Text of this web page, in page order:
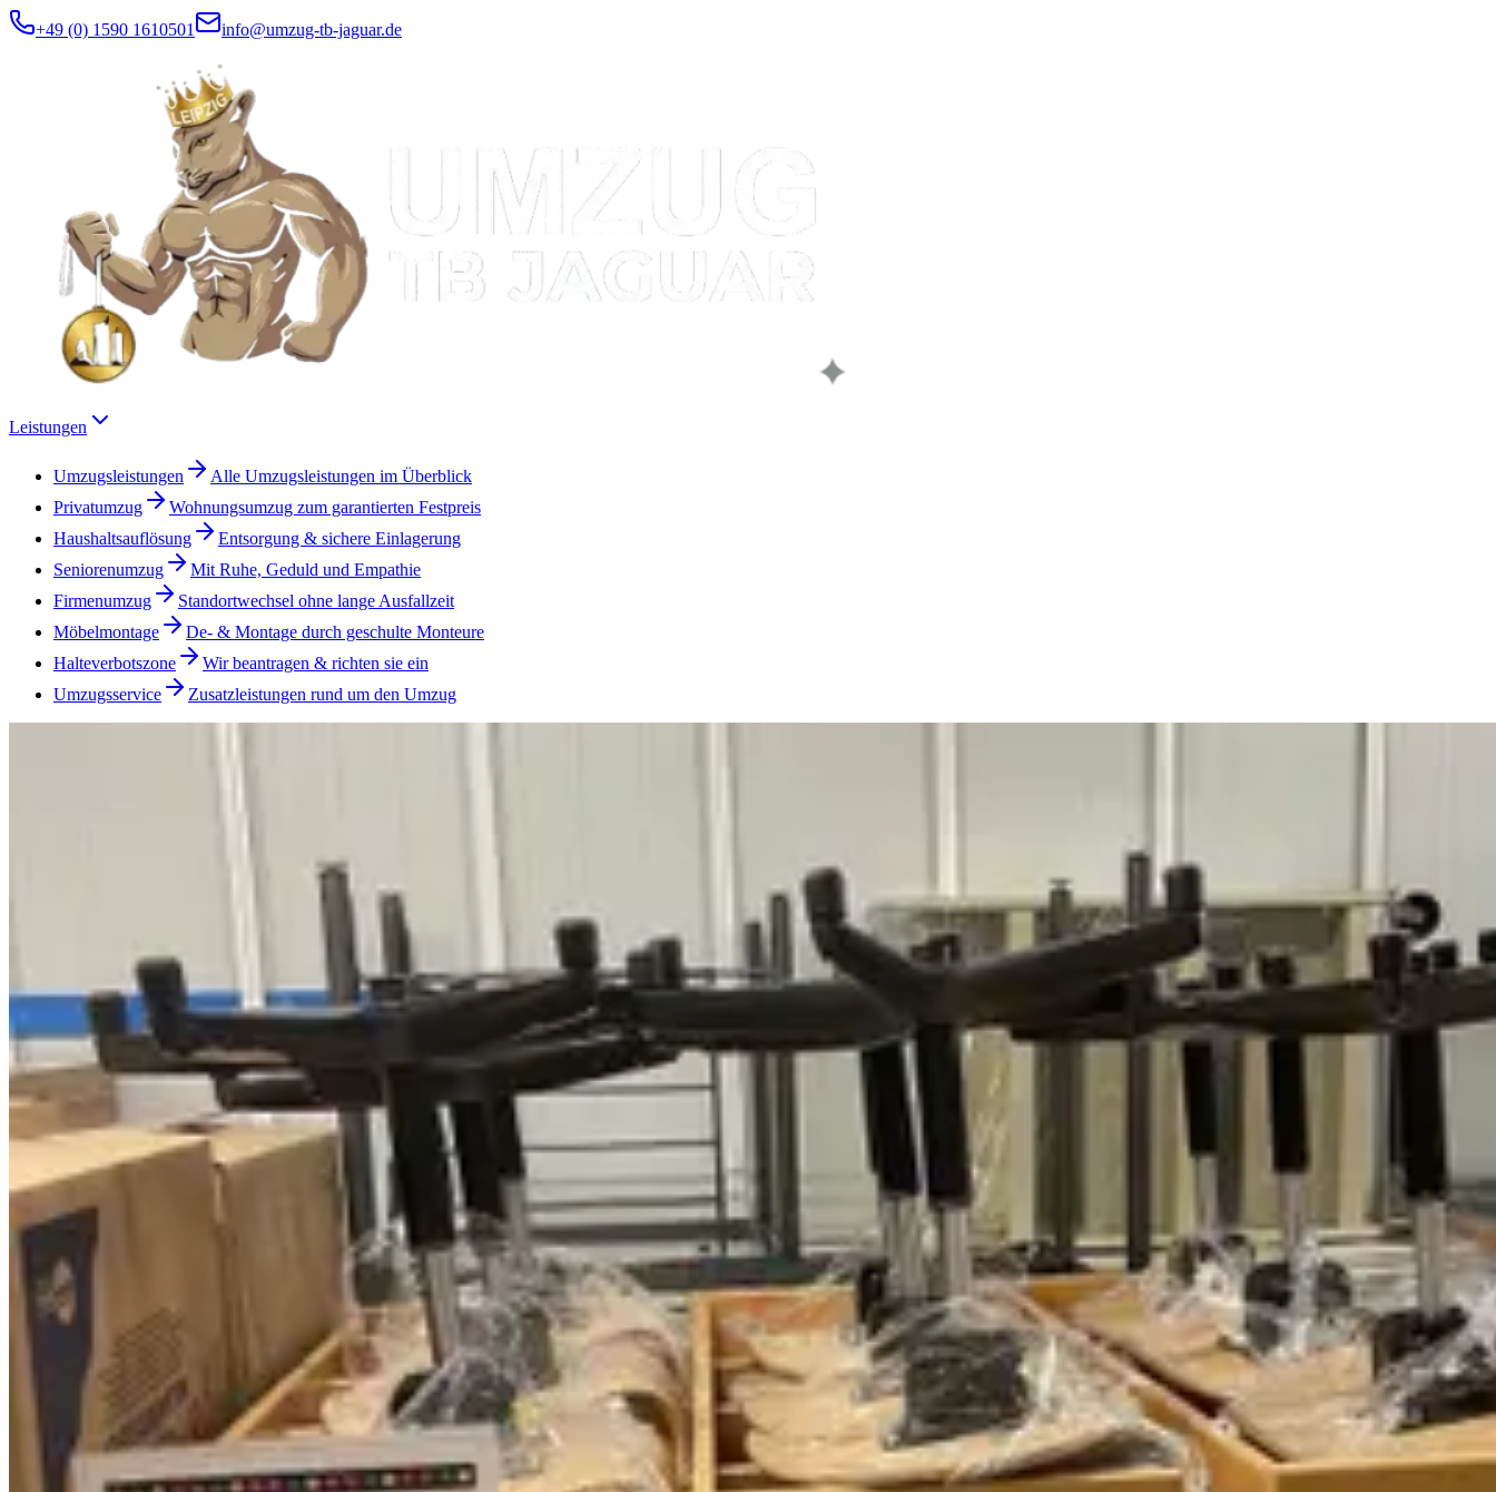
+49 (0) 1590 1610501 info@umzug-tb-jaguar.de
Leistungen
Umzugsleistungen
Alle Umzugsleistungen im Überblick
Privatumzug
Wohnungsumzug zum garantierten Festpreis
Haushaltsauflösung
Entsorgung & sichere Einlagerung
Seniorenumzug
Mit Ruhe, Geduld und Empathie
Firmenumzug
Standortwechsel ohne lange Ausfallzeit
Möbelmontage
De- & Montage durch geschulte Monteure
Halteverbotszone
Wir beantragen & richten sie ein
Umzugsservice
Zusatzleistungen rund um den Umzug